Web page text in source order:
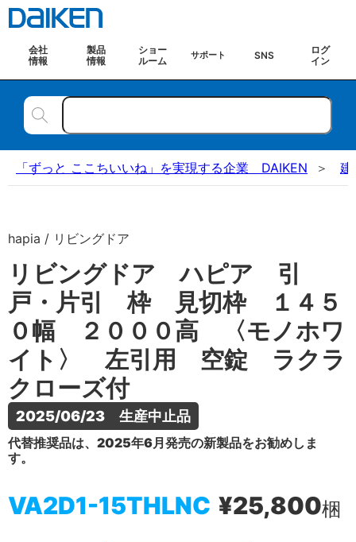
会社
情報
製品
情報
ショー
ルーム
サポート SNS
ログ
イン
「ずっと ここちいいね」を実現する企業 DAIKEN 建
hapia / リビングドア
リビングドア ハピア 引
戸・片引 枠 見切枠 １４５
０幅 ２０００高 〈モノホワ
イト〉 左引用 空錠 ラクラ
クローズ付
2025/06/23　生産中止品
代替推奨品は、2025年6月発売の新製品をお勧めしま
す。
VA2D1-15THLNC ¥25,800梱